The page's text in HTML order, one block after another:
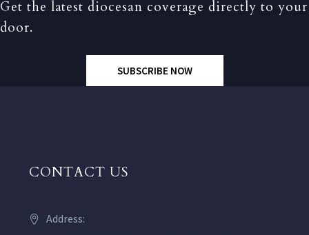
Get the latest diocesan coverage directly to your
door.
SUBSCRIBE NOW
CONTACT US
Address: